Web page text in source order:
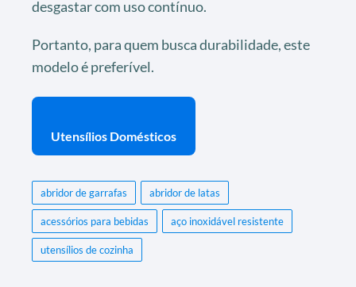
desgastar com uso contínuo.
Portanto, para quem busca durabilidade, este
modelo é preferível.
Utensílios Domésticos
abridor de garrafas abridor de latas
acessórios para bebidas aço inoxidável resistente
utensílios de cozinha